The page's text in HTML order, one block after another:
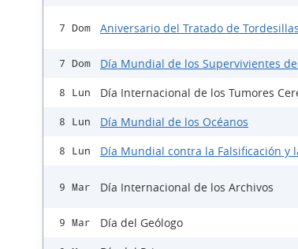
7 Dom Aniversario del Tratado de Tordesillas
7 Dom Día Mundial de los Supervivientes
8 Lun Día Internacional de los Tumores
8 Lun Día Mundial de los Océanos
8 Lun Día Mundial contra la Falsificación y
9 Mar Día Internacional de los Archivos
9 Mar Día del Geólogo